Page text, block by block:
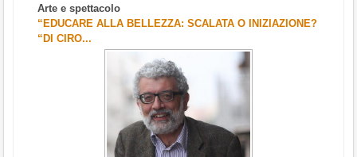
Arte e spettacolo
“EDUCARE ALLA BELLEZZA: SCALATA O INIZIAZIONE?
“DI CIRO...